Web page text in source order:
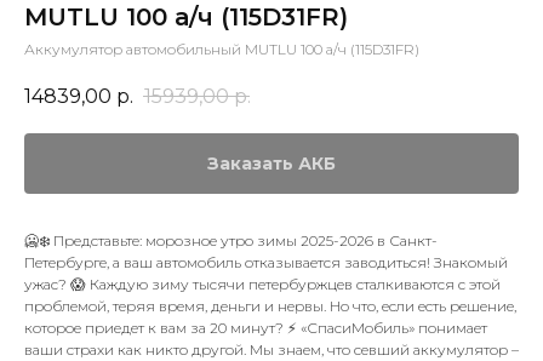
MUTLU 100 а/ч (115D31FR)
Аккумулятор автомобильный MUTLU 100 а/ч (115D31FR)
14839,00 р. 15939,00 р.
Заказать АКБ
🥶❄️ Представьте: морозное утро зимы 2025-2026 в Санкт-
Петербурге, а ваш автомобиль отказывается заводиться! Знакомый
ужас? 😱 Каждую зиму тысячи петербуржцев сталкиваются с этой
проблемой, теряя время, деньги и нервы. Но что, если есть решение,
которое приедет к вам за 20 минут? ⚡ «СпасиМобиль» понимает
ваши страхи как никто другой. Мы знаем, что севший аккумулятор –